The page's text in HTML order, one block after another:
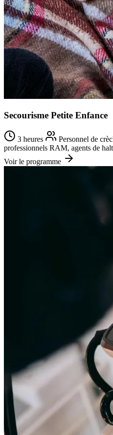
Secourisme Petite Enfance
3 heures
Personnel de
professionnels RAM, agents de
Voir le programme